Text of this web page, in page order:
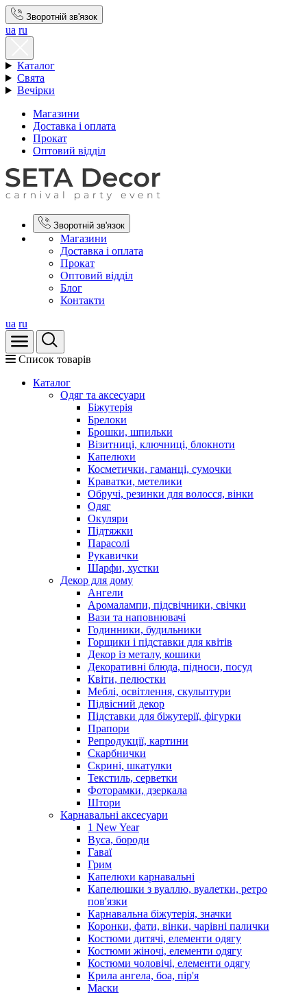
Зворотній зв'язок
ua ru
Каталог
Свята
Вечірки
Магазини
Доставка і оплата
Прокат
Оптовий відділ
Зворотній зв'язок
Магазини
Доставка і оплата
Прокат
Оптовий відділ
Блог
Контакти
ua ru
Список товарів
Каталог
Oдяг та аксесуари
Біжутерія
Брелоки
Брошки, шпильки
Візитниці, ключниці, блокноти
Капелюхи
Косметички, гаманці, сумочки
Краватки, метелики
Обручі, резинки для волосся, вінки
Одяг
Окуляри
Підтяжки
Парасолі
Рукавички
Шарфи, хустки
Декор для дому
Ангели
Аромалампи, підсвічники, свічки
Вази та наповнювачі
Годинники, будильники
Горщики і підставки для квітів
Декор із металу, кошики
Декоративні блюда, підноси, посуд
Квіти, пелюстки
Меблі, освітлення, скульптури
Підвісний декор
Підставки для біжутерії, фігурки
Прапори
Репродукції, картини
Скарбнички
Скрині, шкатулки
Текстиль, серветки
Фоторамки, дзеркала
Штори
Карнавальні аксесуари
1 New Year
Вуса, бороди
Гаваї
Грим
Капелюхи карнавальні
Капелюшки з вуаллю, вуалетки, ретро
пов'язки
Карнавальна біжутерія, значки
Коронки, фати, вінки, чарівні палички
Костюми дитячі, елементи одягу
Костюми жіночі, елементи одягу
Костюми чоловічі, елементи одягу
Крила ангела, боа, пір'я
Маски